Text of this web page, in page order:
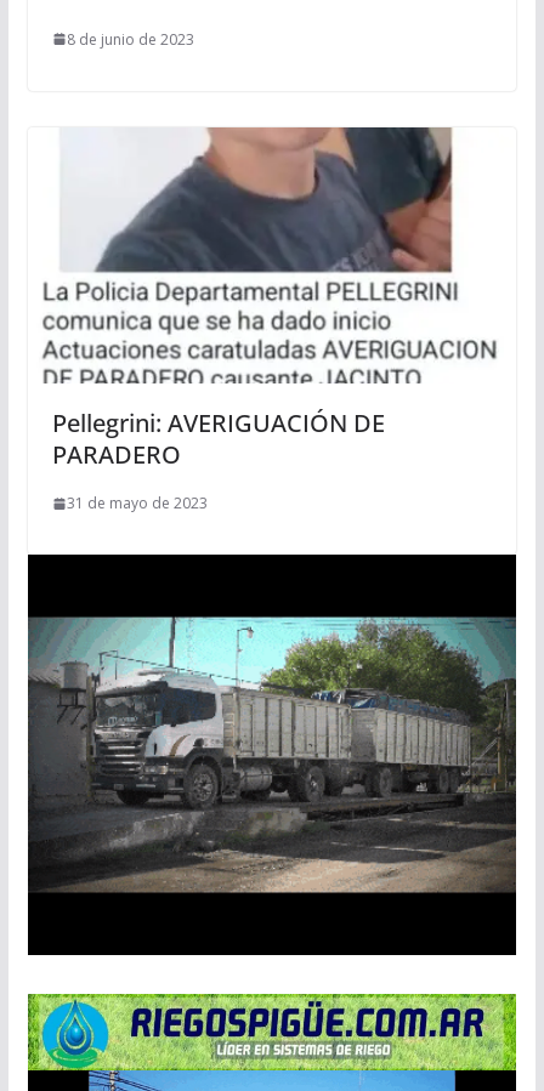
8 de junio de 2023
Pellegrini: AVERIGUACIÓN DE
PARADERO
31 de mayo de 2023